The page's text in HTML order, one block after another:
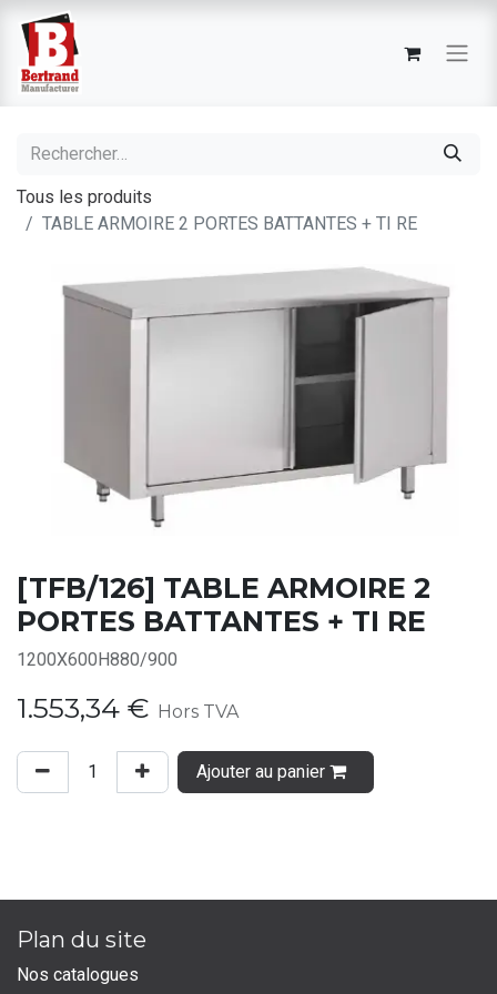
Tous les produits
TABLE ARMOIRE 2 PORTES BATTANTES + TI RE
[TFB/126] TABLE ARMOIRE 2
PORTES BATTANTES + TI RE
1200X600H880/900
1.553,34 € Hors TVA
Ajouter au panier
Plan du site
Nos catalogues